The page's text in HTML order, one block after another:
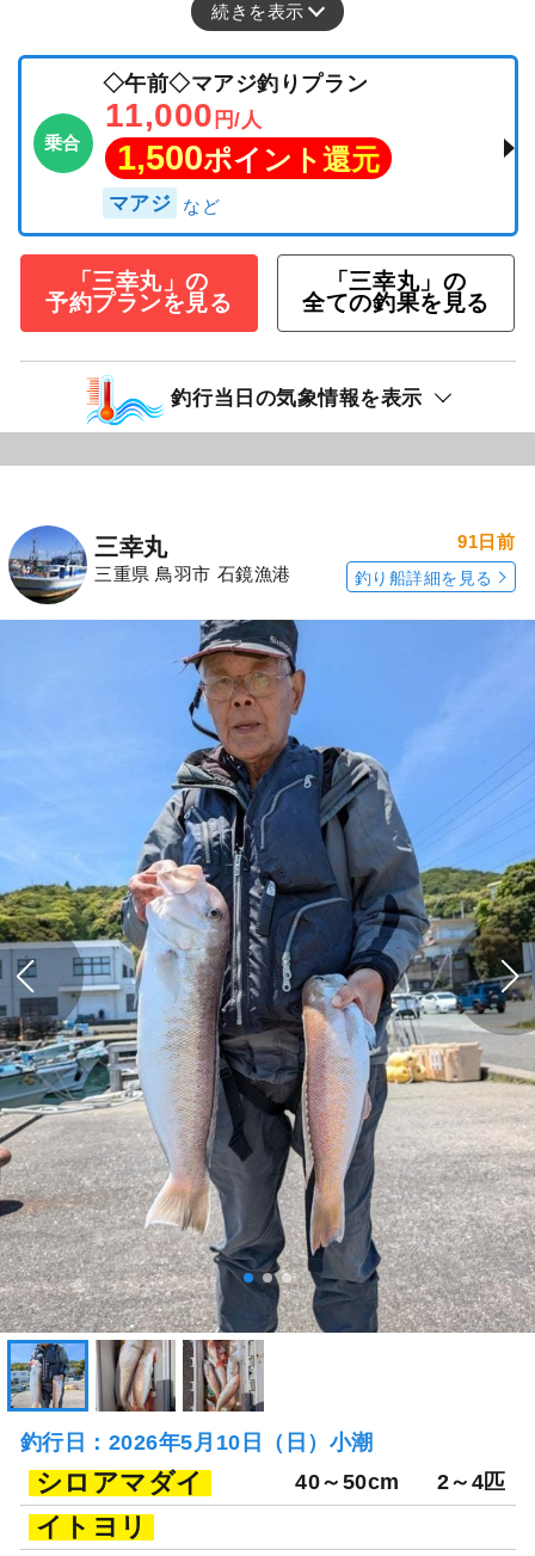
続きを表示
乗合
◇午前◇マアジ釣りプラン
11,000 円/人
1,500ポイント還元
マアジ
「三幸丸」の
予約プランを見る
「三幸丸」の
全ての釣果を見る
釣行当日の気象情報を表示
三幸丸
三重県 鳥羽市 石鏡漁港
91日前
釣り船詳細を見る
釣行日：2026年5月10日（日）小潮
シロアマダイ 40～50cm 2～4匹
イトヨリ